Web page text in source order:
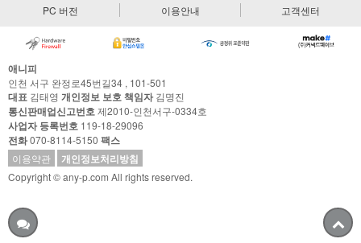
PC 버전 이용안내 고객센터
애니피
인천 서구 완정로45번길34 , 101-501
대표 김태영 개인정보 보호 책임자김명진
통신판매업신고번호제2010-인천서구-0334호
사업자 등록번호 119-18-29096
전화070-8114-5150 팩스
이용약관 개인정보처리방침
Copyright © any-p.com All rights reserved.